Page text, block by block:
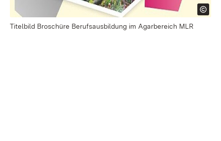
Titelbild Broschüre Berufsausbildung im Agarbereich MLR